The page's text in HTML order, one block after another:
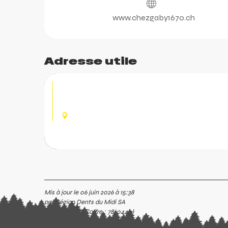
www.chezgaby1670.ch
Adresse utile
Mis à jour le 06 juin 2026 à 15:38
par Région Dents du Midi SA
(Identifiant de l'offre : 7860440)